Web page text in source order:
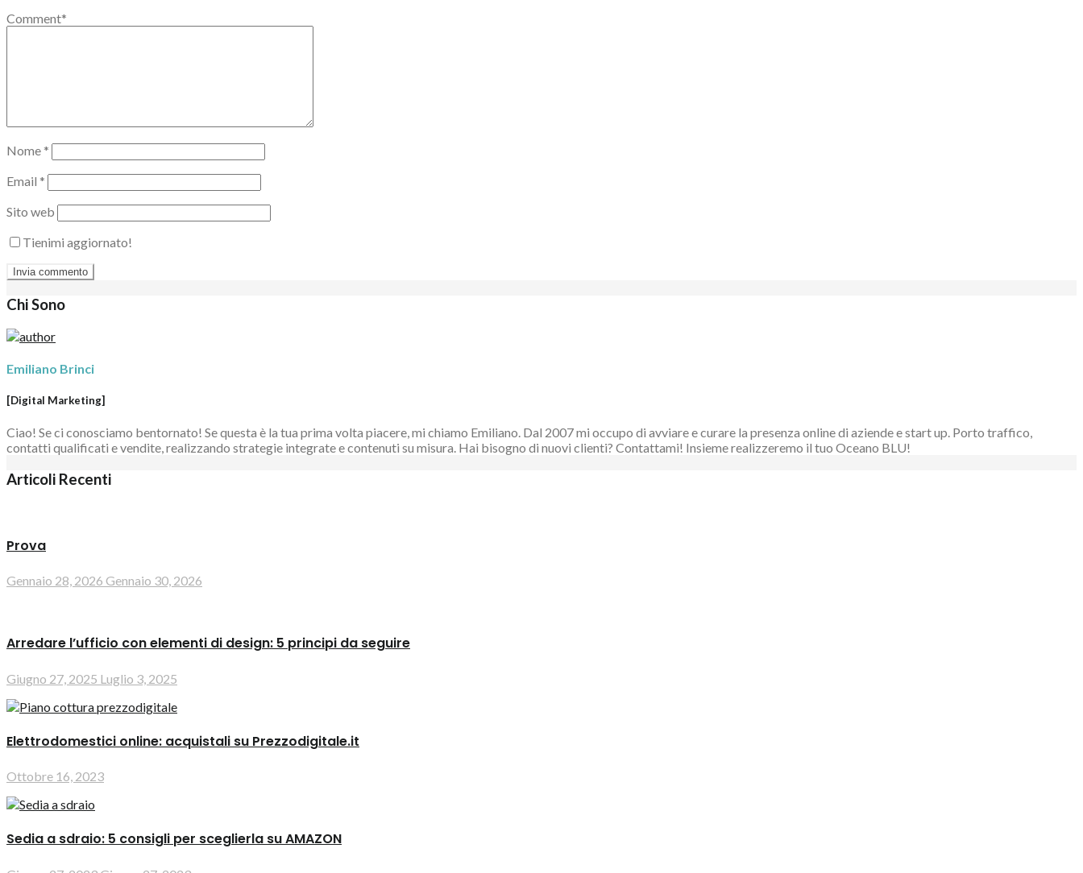
Comment*
Nome *
Email *
Sito web
Tienimi aggiornato!
Chi Sono
Emiliano Brinci
[Digital Marketing]
Ciao! Se ci conosciamo bentornato! Se questa è la tua prima volta piacere, mi chiamo Emiliano. Dal 2007 mi occupo di avviare e curare la presenza online di aziende e start up. Porto traffico,
contatti qualificati e vendite, realizzando strategie integrate e contenuti su misura. Hai bisogno di nuovi clienti? Contattami! Insieme realizzeremo il tuo Oceano BLU!
Articoli Recenti
Prova
Gennaio 28, 2026 Gennaio 30, 2026
Arredare l’ufficio con elementi di design: 5 principi da seguire
Giugno 27, 2025 Luglio 3, 2025
Elettrodomestici online: acquistali su Prezzodigitale.it
Ottobre 16, 2023
Sedia a sdraio: 5 consigli per sceglierla su AMAZON